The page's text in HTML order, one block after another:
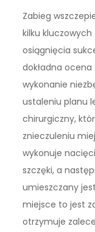
Zabieg
kilku
osiągnięcia
dokładna
wykonanie
ustaleniu planu
chirurgiczny,
znieczuleniu
wykonuje
szczęki, a
umieszczany
miejsce to jest
otrzymuje